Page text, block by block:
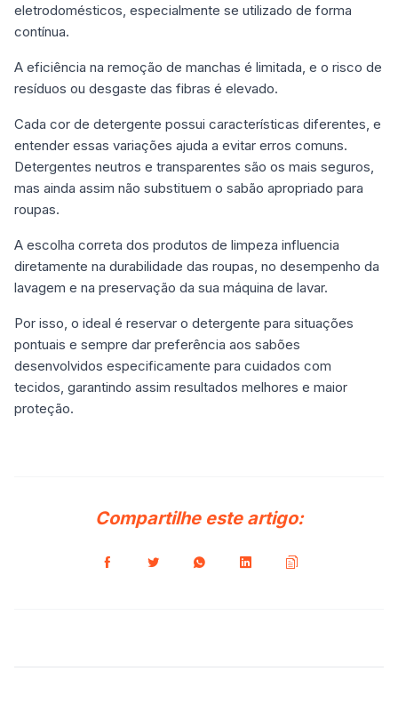
eletrodomésticos, especialmente se utilizado de forma
contínua.
A eficiência na remoção de manchas é limitada, e o risco de
resíduos ou desgaste das fibras é elevado.
Cada cor de detergente possui características diferentes, e
entender essas variações ajuda a evitar erros comuns.
Detergentes neutros e transparentes são os mais seguros,
mas ainda assim não substituem o sabão apropriado para
roupas.
A escolha correta dos produtos de limpeza influencia
diretamente na durabilidade das roupas, no desempenho da
lavagem e na preservação da sua máquina de lavar.
Por isso, o ideal é reservar o detergente para situações
pontuais e sempre dar preferência aos sabões
desenvolvidos especificamente para cuidados com
tecidos, garantindo assim resultados melhores e maior
proteção.
Compartilhe este artigo: